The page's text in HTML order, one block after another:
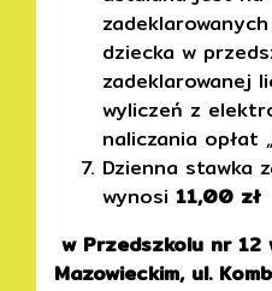
dziecka w
zadeklarowanej
wyliczeń z
naliczania opłat
Dzienna stawka
wynosi 11,00 zł
w Przedszkolu nr 12
Mazowieckim, ul.